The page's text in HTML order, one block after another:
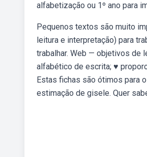
alfabetização ou 1º ano para
Pequenos textos são muito
leitura e interpretação) para
trabalhar. Web — objetivos de
alfabético de escrita; ♥
Estas fichas são ótimos para
estimação de gisele. Quer